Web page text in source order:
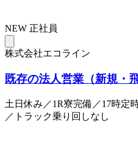
NEW 正社員
株式会社エコライン
既存の法人営業（新規・
土日休み／1R寮完備／17時定
／トラック乗り回しなし